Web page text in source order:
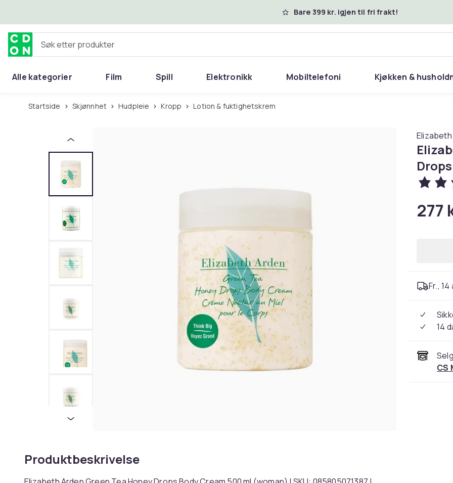
Bare 399 kr. igjen til fri frakt!
Søk etter produkter
Alle kategorier Film Spill Elektronikk Mobiltelefoni Kjøkken &
Startside Skjønnhet Hudpleie Kropp Lotion & fuktighetskrem
Produktbeskrivelse
277
Fr.,
14
CS